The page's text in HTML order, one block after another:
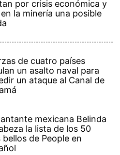
por crisis económica y
la minería una posible
de cuatro países
un asalto naval para
un ataque al Canal de
mexicana Belinda
la lista de los 50
bellos de People en